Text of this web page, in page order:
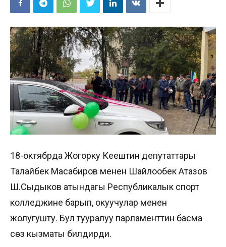
18-октябрда Жогорку Кеңештин депутаттары
Талайбек Масабиров менен Шайлообек Атазов
Ш.Сыдыков атындагы Республикалык спорт
колледжине барып, окуучулар менен
жолугушту. Бул тууралуу парламенттин басма
сөз кызматы билдирди.